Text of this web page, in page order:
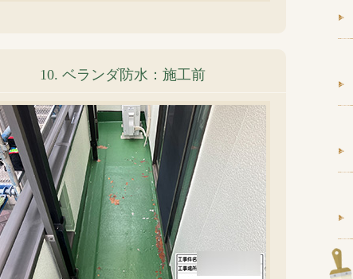
10. ベランダ防水：施工前